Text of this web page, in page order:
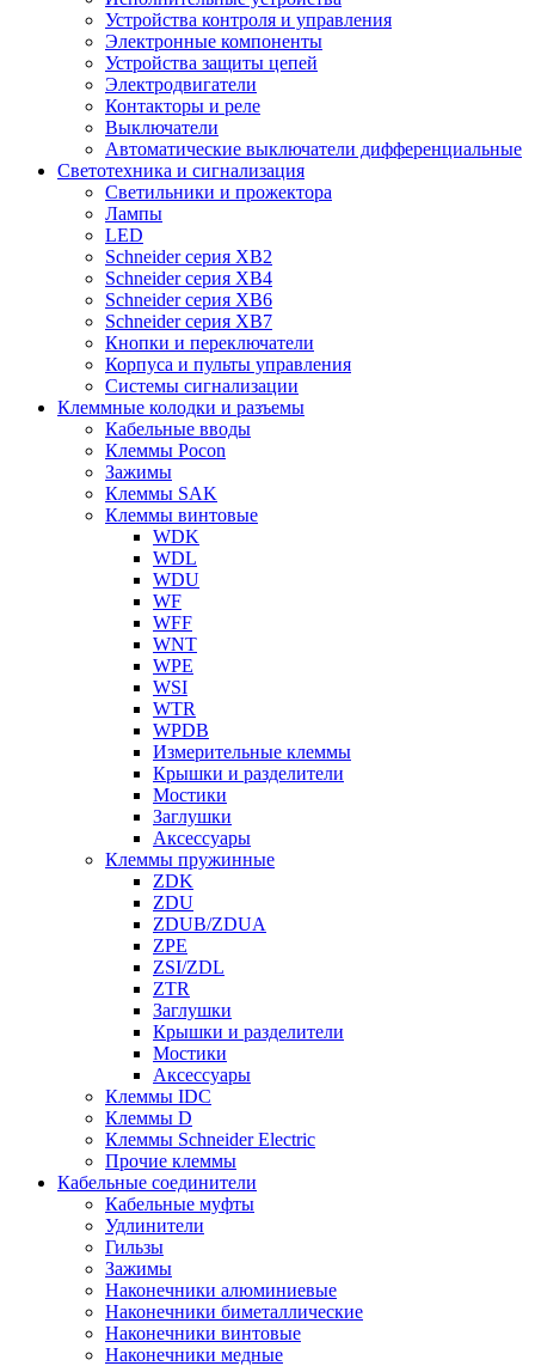
Устройства контроля и управления
Электронные компоненты
Устройства защиты цепей
Электродвигатели
Контакторы и реле
Выключатели
Автоматические выключатели дифференциальные
Светотехника и сигнализация
Светильники и прожектора
Лампы
LED
Schneider серия XB2
Schneider серия XB4
Schneider серия XB6
Schneider серия XB7
Кнопки и переключатели
Корпуса и пульты управления
Системы сигнализации
Клеммные колодки и разъемы
Кабельные вводы
Клеммы Pocon
Зажимы
Клеммы SAK
Клеммы винтовые
WDK
WDL
WDU
WF
WFF
WNT
WPE
WSI
WTR
WPDB
Измерительные клеммы
Крышки и разделители
Мостики
Заглушки
Аксессуары
Клеммы пружинные
ZDK
ZDU
ZDUB/ZDUA
ZPE
ZSI/ZDL
ZTR
Заглушки
Крышки и разделители
Мостики
Аксессуары
Клеммы IDC
Клеммы D
Клеммы Schneider Electric
Прочие клеммы
Кабельные соединители
Кабельные муфты
Удлинители
Гильзы
Зажимы
Наконечники алюминиевые
Наконечники биметаллические
Наконечники винтовые
Наконечники медные